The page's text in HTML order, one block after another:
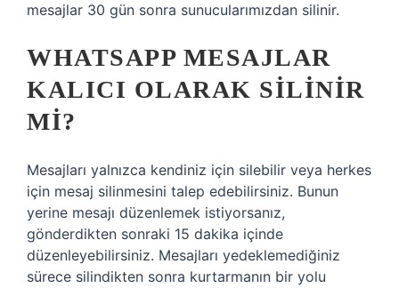
mesajlar 30 gün sonra sunucularımızdan silinir.
WHATSAPP MESAJLAR
KALICI OLARAK SILINIR
MI?
Mesajları yalnızca kendiniz için silebilir veya herkes
için mesaj silinmesini talep edebilirsiniz. Bunun
yerine mesajı düzenlemek istiyorsanız,
gönderdikten sonraki 15 dakika içinde
düzenleyebilirsiniz. Mesajları yedeklemediğiniz
sürece silindikten sonra kurtarmanın bir yolu